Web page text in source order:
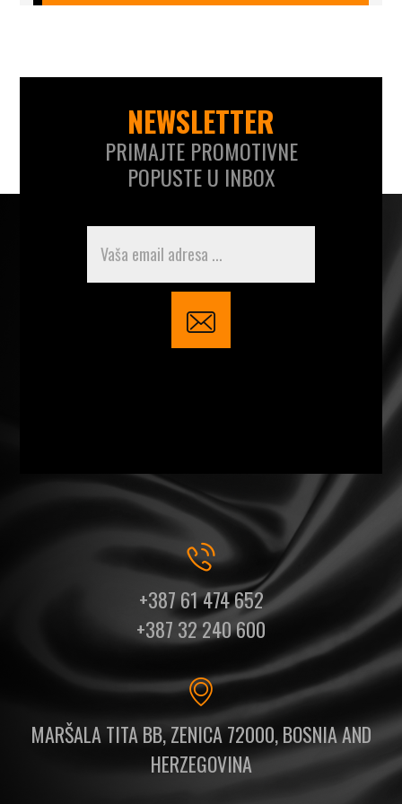
NEWSLETTER
PRIMAJTE PROMOTIVNE
POPUSTE U INBOX
+387 61 474 652
+387 32 240 600
MARŠALA TITA BB, ZENICA 72000, BOSNIA AND
HERZEGOVINA